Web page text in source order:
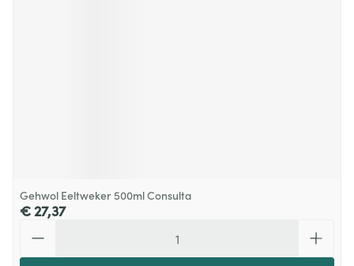
Gehwol Eeltweker 500ml Consulta
€ 27,37